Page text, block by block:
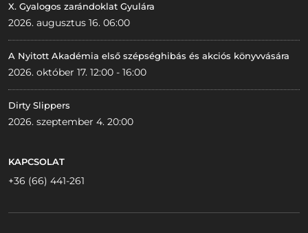
X. Gyalogos zarándoklat Gyulára
2026. augusztus 16. 06:00
A Nyitott Akadémia első szépséghibás és akciós könyvvására
2026. október 17. 12:00 - 16:00
Dirty Slippers
2026. szeptember 4. 20:00
KAPCSOLAT
+36 (66) 441-261